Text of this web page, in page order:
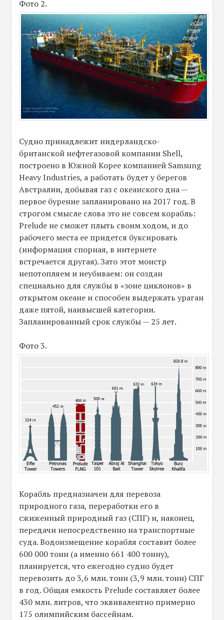
Фото 2.
Судно принадлежит нидерландско-
британской нефтегазовой компании Shell,
построено в Южной Корее компанией Samsung
Heavy Industries, а работать будет у берегов
Австралии, добывая газ с океанского дна —
первое бурение запланировано на 2017 год. В
строгом смысле слова это не совсем корабль:
Prelude не сможет плыть своим ходом, и до
рабочего места ее придется буксировать
(информация спорная, в интернете
встречается другая). Зато этот монстр
непотопляем и неубиваем: он создан
специально для службы в «зоне циклонов» в
открытом океане и способен выдержать ураган
даже пятой, наивысшей категории.
Запланированный срок службы — 25 лет.
Фото 3.
Корабль предназначен для перевоза
природного газа, переработки его в
сжиженный природный газ (СПГ) и, наконец,
передачи непосредственно на транспортные
суда. Водоизмещение корабля составит более
600 000 тонн (а именно 661 400 тонну),
планируется, что ежегодно судно будет
перевозить до 3,6 млн. тонн (3,9 млн. тонн) СПГ
в год. Общая емкость Prelude составляет более
430 млн. литров, что эквивалентно примерно
175 олимпийским бассейнам.